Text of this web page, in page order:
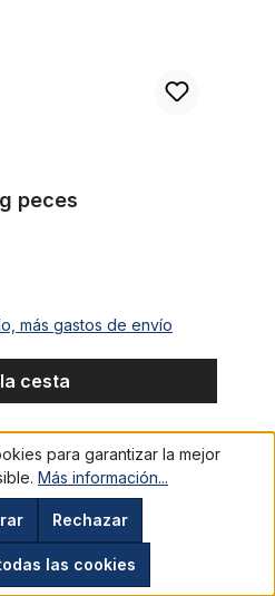
peces
más gastos de envío
cesta
para garantizar la mejor
Más información...
Rechazar
las cookies